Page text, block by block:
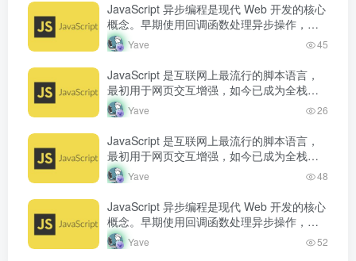
JavaScript 异步编程是现代 Web 开发的核心
概念。早期使用回调函数处理异步操作，但
容易产生回调地狱。Promise 的出现改善了
异步代码的可读…
Yave 45
JavaScript 是互联网上最流行的脚本语言，
最初用于网页交互增强，如今已成为全栈开
发语言。从浏览器端的页面动态效果，到服
务端的 Node.js 运行…
Yave 26
JavaScript 是互联网上最流行的脚本语言，
最初用于网页交互增强，如今已成为全栈开
发语言。从浏览器端的页面动态效果，到服
务端的 Node.js 运行…
Yave 48
JavaScript 异步编程是现代 Web 开发的核心
概念。早期使用回调函数处理异步操作，但
容易产生回调地狱。Promise 的出现改善了
异步代码的可读…
Yave 52